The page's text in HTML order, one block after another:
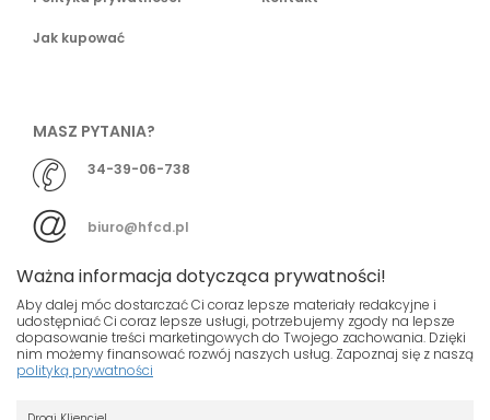
Jak kupować
MASZ PYTANIA?
34-39-06-738
biuro@hfcd.pl
© HFCD - HF Centrum Dystrybucyjne- Wszelkie prawa
Ważna informacja dotycząca prywatności!
Aby dalej móc dostarczać Ci coraz lepsze materiały redakcyjne i
udostępniać Ci coraz lepsze usługi, potrzebujemy zgody na lepsze
dopasowanie treści marketingowych do Twojego zachowania. Dzięki
nim możemy finansować rozwój naszych usług. Zapoznaj się z naszą
polityką prywatności